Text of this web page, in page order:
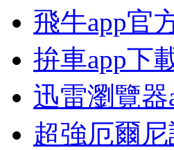
飛牛app官
拚車app下
迅雷瀏覽
超強厄爾